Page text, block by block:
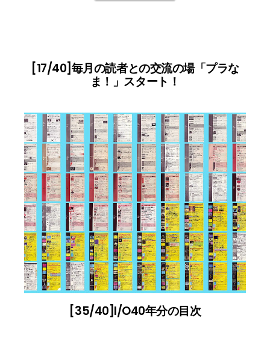
[17/40]毎月の読者との交流の場「プラな
ま！」スタート！
[35/40]I/O40年分の目次